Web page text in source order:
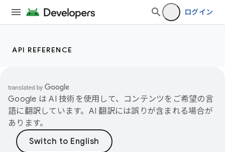
ログイン
API REFERENCE
Google は AI 技術を使用して、コンテンツをご希望の言
語に翻訳しています。AI 翻訳には誤りが含まれる場合が
あります。